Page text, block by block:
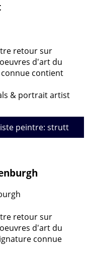
retour sur
d'art du
contient
& portrait artist
peintre: strutt
retour sur
d'art du
connue